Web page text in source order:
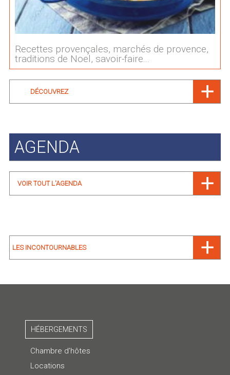
Recettes provençales, marchés de provence,
traditions de Noel, savoir-faire...
DÉCOUVREZ
AGENDA
VOIR TOUT L'AGENDA
LES INCONTOURNABLES
HÉBERGEMENTS
Chambre d’hôtes
Locations